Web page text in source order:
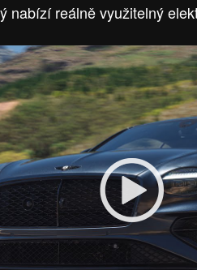
nabízí reálně využitelný